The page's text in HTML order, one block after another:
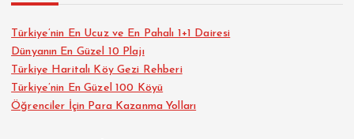
Türkiye’nin En Ucuz ve En Pahalı 1+1 Dairesi
Dünyanın En Güzel 10 Plajı
Türkiye Haritalı Köy Gezi Rehberi
Türkiye’nin En Güzel 100 Köyü
Öğrenciler İçin Para Kazanma Yolları